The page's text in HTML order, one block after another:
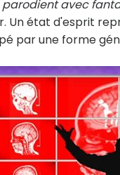
parodient avec
Un état d'esprit
par une forme